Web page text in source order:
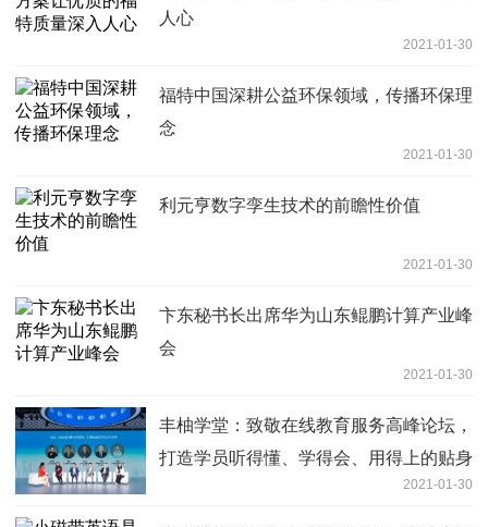
人心
2021-01-30
福特中国深耕公益环保领域，传播环保理
念
2021-01-30
利元亨数字孪生技术的前瞻性价值
2021-01-30
卞东秘书长出席华为山东鲲鹏计算产业峰
会
2021-01-30
丰柚学堂：致敬在线教育服务高峰论坛，
打造学员听得懂、学得会、用得上的贴身
2021-01-30